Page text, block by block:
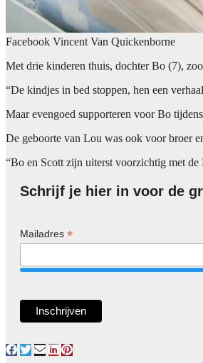
Facebook Vincent Van Quickenborne
Met drie kinderen thuis, dochter Bo (7),
“De kindjes in bed stoppen, hen een
Maar evengoed supporteren voor Bo
De geboorte van Lou was ook voor broer
“Bo en Scott zijn uiterst voorzichtig met
Schrijf je hier in voor de
Mailadres *